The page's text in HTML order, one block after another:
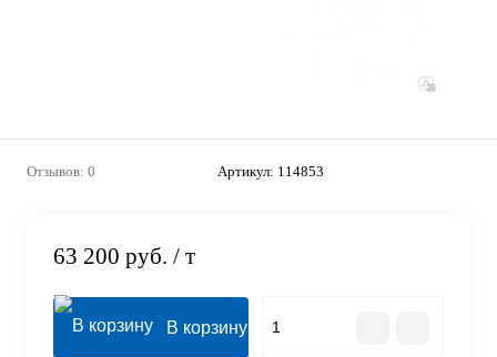
Отзывов: 0 Артикул: 114853
63 200 руб. / т
В корзину